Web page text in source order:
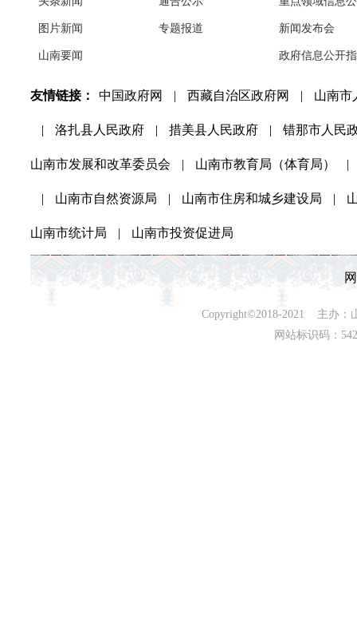
图片新闻
山南要闻
专题报道 新闻发布会
政府信息公开
友情链接： 中国政府网 | 西藏自治区政府网 | 山南市
| 洛扎县人民政府 | 措美县人民政府 | 错那市人民
山南市发展和改革委员会 | 山南市教育局（体育局） |
| 山南市自然资源局 | 山南市住房和城乡建设局 |
山南市统计局 | 山南市投资促进局
Copyright©2018-2021 主办：
网站标识码：